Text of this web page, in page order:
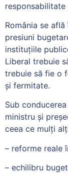
responsabilitate
România se
presiuni
instituțiile
Liberal trebuie
trebuie să fie o
și fermitate.
Sub
ministru și
ceea ce mulți
– reforme reale
– echilibru